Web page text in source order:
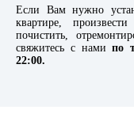
Если Вам нужно
квартире,
почистить,
свяжитесь с намипо
22:00.